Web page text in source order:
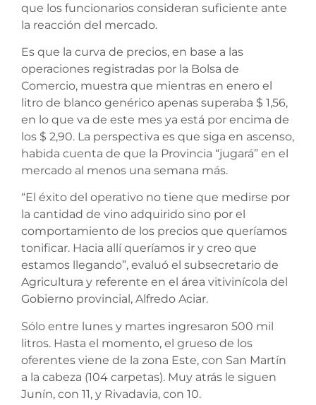
que los funcionarios consideran suficiente ante
la reacción del mercado.
Es que la curva de precios, en base a las
operaciones registradas por la Bolsa de
Comercio, muestra que mientras en enero el
litro de blanco genérico apenas superaba $ 1,56,
en lo que va de este mes ya está por encima de
los $ 2,90. La perspectiva es que siga en ascenso,
habida cuenta de que la Provincia “jugará” en el
mercado al menos una semana más.
“El éxito del operativo no tiene que medirse por
la cantidad de vino adquirido sino por el
comportamiento de los precios que queríamos
tonificar. Hacia allí queríamos ir y creo que
estamos llegando”, evaluó el subsecretario de
Agricultura y referente en el área vitivinícola del
Gobierno provincial, Alfredo Aciar.
Sólo entre lunes y martes ingresaron 500 mil
litros. Hasta el momento, el grueso de los
oferentes viene de la zona Este, con San Martín
a la cabeza (104 carpetas). Muy atrás le siguen
Junín, con 11, y Rivadavia, con 10.